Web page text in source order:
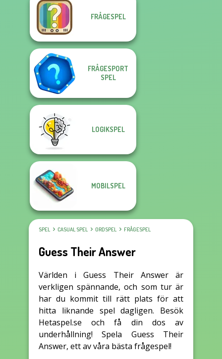
FRÅGESPEL
FRÅGESPORT
SPEL
LOGIKSPEL
MOBILSPEL
SPEL CASUAL SPEL ORDSPEL FRÅGESPEL
Guess Their Answer
Världen i Guess Their Answer är
verkligen spännande, och som tur är
har du kommit till rätt plats för att
hitta liknande spel dagligen. Besök
Hetaspel.se och få din dos av
underhållning! Spela Guess Their
Answer, ett av våra bästa frågespel!